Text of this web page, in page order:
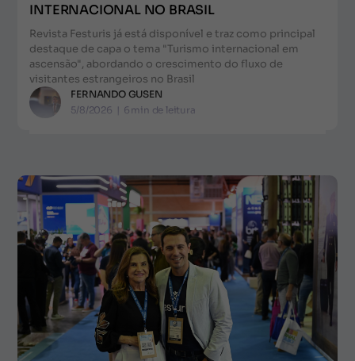
INTERNACIONAL NO BRASIL
Revista Festuris já está disponível e traz como principal
destaque de capa o tema "Turismo internacional em
ascensão", abordando o crescimento do fluxo de
visitantes estrangeiros no Brasil
FERNANDO GUSEN
5/8/2026 | 6 min de leitura